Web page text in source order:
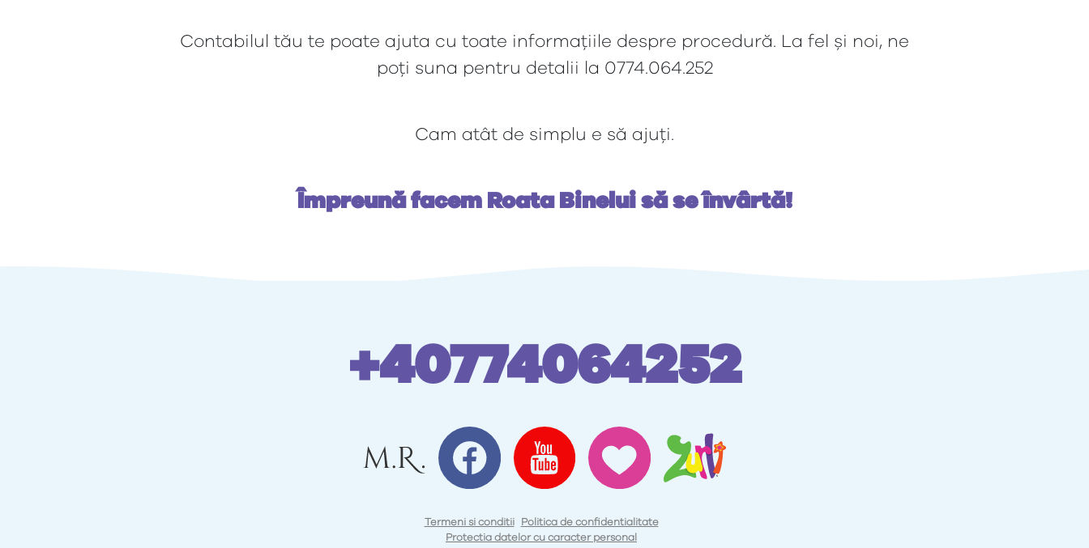
Contabilul tău te poate ajuta cu toate informațiile despre procedură. La fel și noi, ne
poți suna pentru detalii la 0774.064.252
Cam atât de simplu e să ajuți.
Împreună facem Roata Binelui să se învârtă!
+40774064252
Termeni si conditii
Politica de confidentialitate
Protectia datelor cu caracter personal